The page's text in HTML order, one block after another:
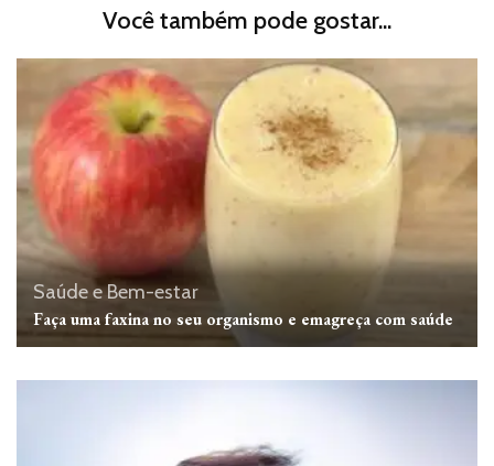
Você também pode gostar...
Saúde e Bem-estar
Faça uma faxina no seu organismo e emagreça com saúde